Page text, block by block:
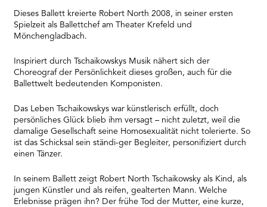
add
this
content
the
list
of
used.
Powered
by
Usercentrics
Consent
Platform
Dieses Ballett kreierte Robert North 2008, in seiner ersten
Spielzeit als Ballettchef am Theater Krefeld und
Mönchengladbach.
Inspiriert durch Tschaikowskys Musik nähert sich der
Choreograf der Persönlichkeit dieses großen, auch für die
Ballettwelt bedeutenden Komponisten.
Das Leben Tschaikowskys war künstlerisch erfüllt, doch
persönliches Glück blieb ihm versagt – nicht zuletzt, weil die
damalige Gesellschaft seine Homosexualität nicht tolerierte. So
ist das Schicksal sein ständi-ger Begleiter, personifiziert durch
einen Tänzer.
In seinem Ballett zeigt Robert North Tschaikowsky als Kind, als
jungen Künstler und als reifen, gealterten Mann. Welche
Erlebnisse prägen ihn? Der frühe Tod der Mutter, eine kurze,